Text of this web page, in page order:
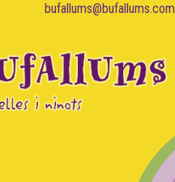
bufallums@bufallums.com